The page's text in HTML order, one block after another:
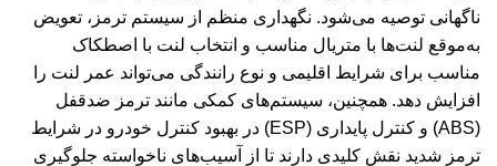
ناگهانی توصیه می‌شود. نگهداری منظم از سیستم ترمز، تعویض
به‌موقع لنت‌ها با متریال مناسب و انتخاب لنت با اصطکاک
مناسب برای شرایط اقلیمی و نوع رانندگی می‌تواند عمر لنت را
افزایش دهد. همچنین، سیستم‌های کمکی مانند ترمز ضدقفل
(ABS) و کنترل پایداری (ESP) در بهبود کنترل خودرو در شرایط
ترمز شدید نقش کلیدی دارند تا از آسیب‌های ناخواسته جلوگیری